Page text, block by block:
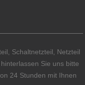
Schaltnetzteil, Netzteil
Sie uns bitte
24 Stunden mit Ihnen